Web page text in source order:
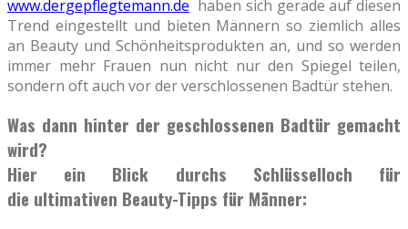
www.dergepflegtemann.de haben sich gerade auf diesen
Trend eingestellt und bieten Männern so ziemlich alles
an Beauty und Schönheitsprodukten an, und so werden
immer mehr Frauen nun nicht nur den Spiegel teilen,
sondern oft auch vor der verschlossenen Badtür stehen.
Was dann hinter der geschlossenen Badtür gemacht
wird?
Hier ein Blick durchs Schlüsselloch für
die ultimativen Beauty-Tipps für Männer: